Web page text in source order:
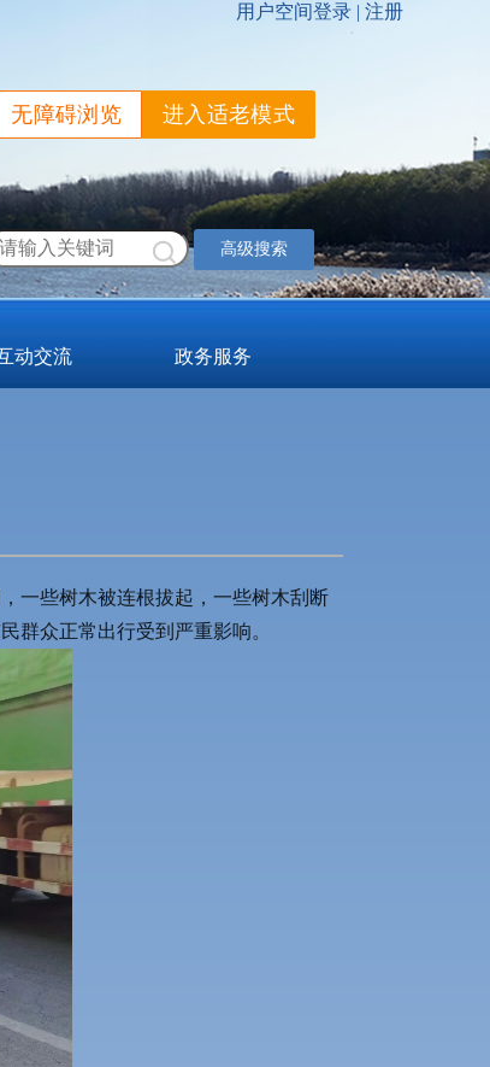
无障碍浏览 进入适老模式
高级搜索
动交流 政务服务
一些树木被连根拔起，一些树木刮断
群众正常出行受到严重影响。